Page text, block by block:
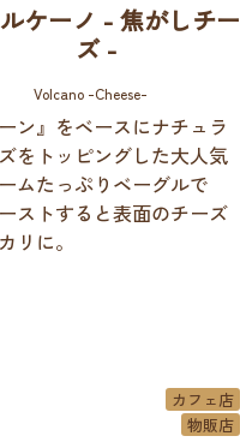
ケーノ - 焦がしチー
ズ -
Volcano -Cheese-
ーン』をベースにナチュラ
をトッピングした大人気
ムたっぷりベーグルで
ストすると表面のチーズ
リに。
カフェ店
物販店